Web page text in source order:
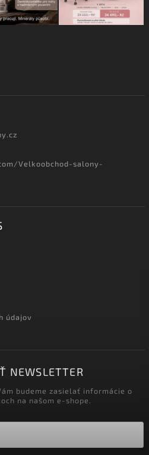
Velkoobchod-salony-
údajov
NEWSLETTER
budeme zasielať informácie o
na našom e-shope.